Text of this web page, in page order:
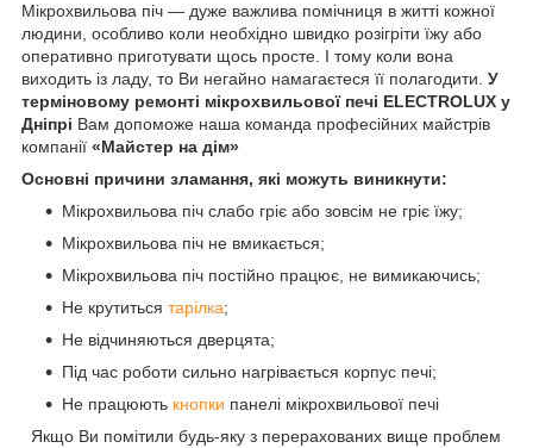
Мікрохвильова піч — дуже важлива помічниця в житті кожної
людини, особливо коли необхідно швидко розігріти їжу або
оперативно приготувати щось просте. І тому коли вона
виходить із ладу, то Ви негайно намагаєтеся її полагодити. У
терміновому ремонті мікрохвильової печі ELECTROLUX у
Дніпрі Вам допоможе наша команда професійних майстрів
компанії «Майстер на дім»
Основні причини зламання, які можуть виникнути:
Мікрохвильова піч слабо гріє або зовсім не гріє їжу;
Мікрохвильова піч не вмикається;
Мікрохвильова піч постійно працює, не вимикаючись;
Не крутиться тарілка;
Не відчиняються дверцята;
Під час роботи сильно нагрівається корпус печі;
Не працюють кнопки панелі мікрохвильової печі
Якщо Ви помітили будь-яку з перерахованих вище проблем